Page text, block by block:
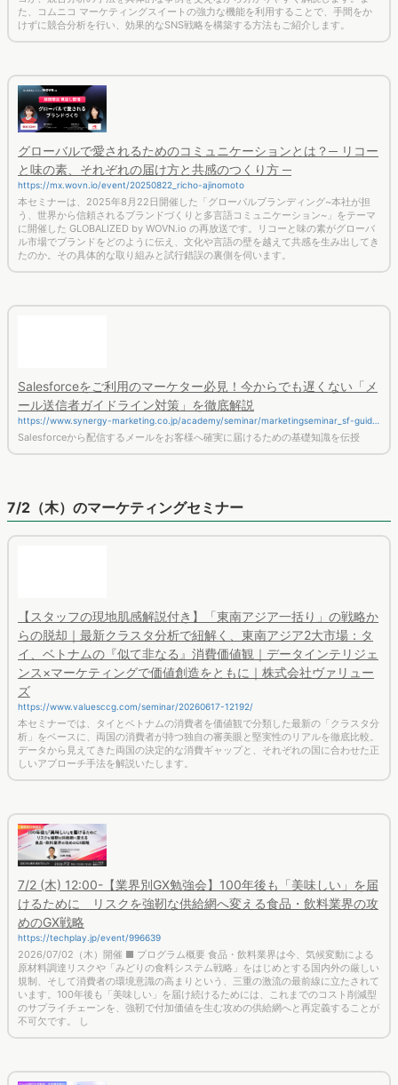
グローバルで愛されるためのコミュニケーションとは？─ リコー
と味の素、それぞれの届け方と共感のつくり方 ─
https://mx.wovn.io/event/20250822_richo-ajinomoto
本セミナーは、2025年8月22日開催した「グローバルブランディング~本社が担
う、世界から信頼されるブランドづくりと多言語コミュニケーション~」をテーマ
に開催した GLOBALIZED by WOVN.io の再放送です。リコーと味の素がグローバ
ル市場でブランドをどのように伝え、文化や言語の壁を越えて共感を生み出してき
たのか。その具体的な取り組みと試行錯誤の裏側を伺います。
Salesforceから配信するメールをお客様へ確実に届けるための基礎知識を伝授
7/2（木）のマーケティングセミナー
ンス×マーケティングで価値創造をともに｜株式会社ヴァリュー
ズ
https://www.valuesccg.com/seminar/20260617-12192/
本セミナーでは、タイとベトナムの消費者を価値観で分類した最新の「クラスタ分
析」をベースに、両国の消費者が持つ独自の審美眼と堅実性のリアルを徹底比較。
データから見えてきた両国の決定的な消費ギャップと、それぞれの国に合わせた正
しいアプローチ手法を解説いたします。
7/2 (木) 12:00-【業界別GX勉強会】100年後も「美味しい」を届
けるために リスクを強靭な供給網へ変える食品・飲料業界の攻
めのGX戦略
https://techplay.jp/event/996639
2026/07/02（木）開催 ■ プログラム概要 食品・飲料業界は今、気候変動による
原材料調達リスクや「みどりの食料システム戦略」をはじめとする国内外の厳しい
規制、そして消費者の環境意識の高まりという、三重の激流の最前線に立たされて
います。100年後も「美味しい」を届け続けるためには、これまでのコスト削減型
のサプライチェーンを、強靭で付加価値を生む攻めの供給網へと再定義することが
不可欠です。 し